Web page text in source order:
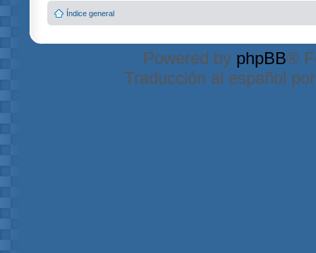
Índice general
Powered by phpBB®
Traducción al español